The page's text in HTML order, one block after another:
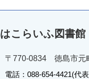
はこらいふ図書館
〒770-0834 徳島市元
電話：088-654-4421(代